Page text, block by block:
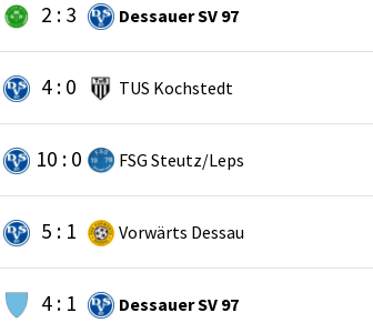
2 : 3 Dessauer SV 97
4 : 0 TUS Kochstedt
10 : 0 FSG Steutz/Leps
5 : 1 Vorwärts Dessau
4 : 1 Dessauer SV 97